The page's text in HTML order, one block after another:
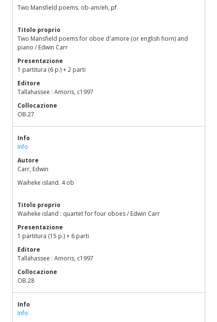
Two Mansfield poems. ob-am/eh, pf
Titolo proprio
Two Mansfield poems for oboe d'amore (or english horn) and
piano / Edwin Carr
Presentazione
1 partitura (6 p.) + 2 parti
Editore
Tallahassee : Amoris, c1997
Collocazione
OB.27
Info
Info
Autore
Carr, Edwin
Waiheke island. 4 ob
Titolo proprio
Waiheke island : quartet for four oboes / Edwin Carr
Presentazione
1 partitura (15 p.) + 6 parti
Editore
Tallahassee : Amoris, c1997
Collocazione
OB.28
Info
Info